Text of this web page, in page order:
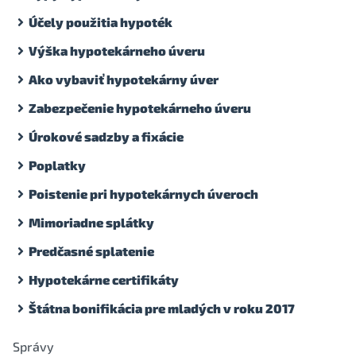
Účely použitia hypoték
Výška hypotekárneho úveru
Ako vybaviť hypotekárny úver
Zabezpečenie hypotekárneho úveru
Úrokové sadzby a fixácie
Poplatky
Poistenie pri hypotekárnych úveroch
Mimoriadne splátky
Predčasné splatenie
Hypotekárne certifikáty
Štátna bonifikácia pre mladých v roku 2017
Správy